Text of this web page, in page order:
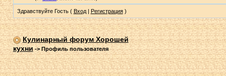
Здравствуйте Гость ( Вход| Регистрация)
Кулинарный форум Хорошей
кухни->Профиль пользователя